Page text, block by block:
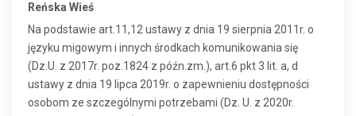
Reńska Wieś
Na podstawie art.11,12 ustawy z dnia 19 sierpnia 2011r. o
języku migowym i innych środkach komunikowania się
(Dz.U. z 2017r. poz.1824 z późn.zm.), art.6 pkt 3 lit. a, d
ustawy z dnia 19 lipca 2019r. o zapewnieniu dostępności
osobom ze szczególnymi potrzebami (Dz. U. z 2020r.